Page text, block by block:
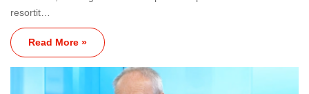
resortit…
Read More »